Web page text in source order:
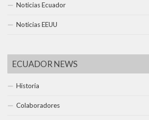
Noticias Ecuador
Noticias EEUU
ECUADOR NEWS
Historia
Colaboradores